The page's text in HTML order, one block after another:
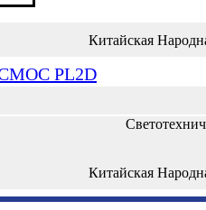
Китайская
PL2D
Китайская